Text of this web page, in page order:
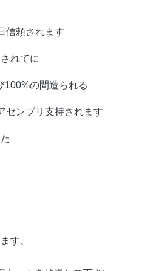
信頼されます
れてに
100%の間造られる
センブリ支持されます
す、